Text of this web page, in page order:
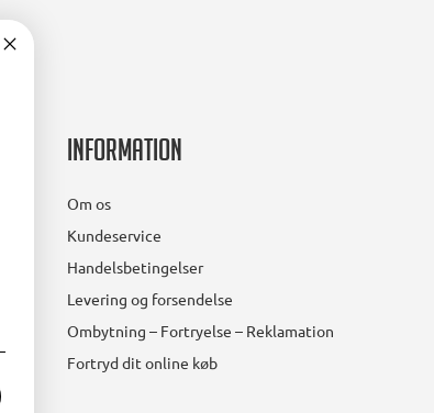
Information
Om os
Kundeservice
Handelsbetingelser
Levering og forsendelse
Ombytning – Fortryelse – Reklamation
Fortryd dit online køb